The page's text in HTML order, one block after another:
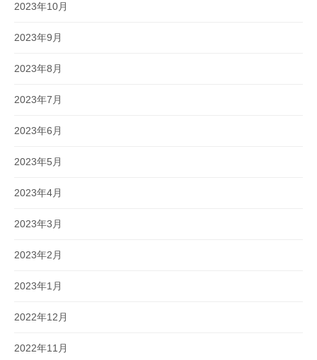
2023年10月
2023年9月
2023年8月
2023年7月
2023年6月
2023年5月
2023年4月
2023年3月
2023年2月
2023年1月
2022年12月
2022年11月